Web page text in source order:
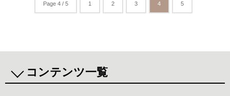
Page 4 / 5 1 2 3 4 5
コンテンツ一覧